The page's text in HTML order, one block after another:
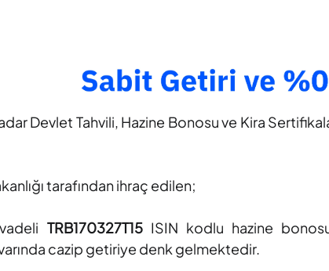
Devlet Tahvili, Hazine Bonosu ve Kira
tarafından ihraç edilen;
TRB170327T15 ISIN kodlu hazine
cazip getiriye denk gelmektedir.